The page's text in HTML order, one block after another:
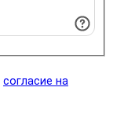
согласие на